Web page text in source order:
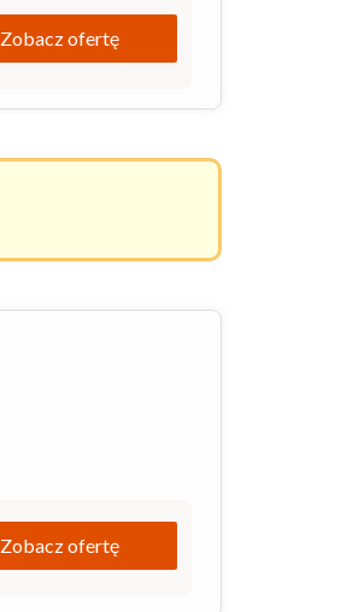
Zobacz ofertę
Zobacz ofertę